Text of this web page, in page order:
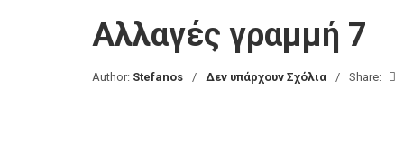
Αλλαγές γραμμή 7
Author: Stefanos Δεν υπάρχουν Σχόλια Share: